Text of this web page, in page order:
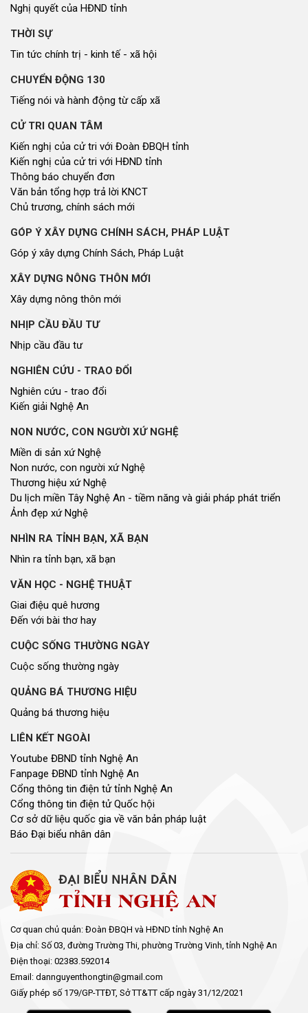
Nghị quyết của HĐND tỉnh
THỜI SỰ
Tin tức chính trị - kinh tế - xã hội
CHUYỂN ĐỘNG 130
Tiếng nói và hành động từ cấp xã
CỬ TRI QUAN TÂM
Kiến nghị của cử tri với Đoàn ĐBQH tỉnh
Kiến nghị của cử tri với HĐND tỉnh
Thông báo chuyển đơn
Văn bản tổng hợp trả lời KNCT
Chủ trương, chính sách mới
GÓP Ý XÂY DỰNG CHÍNH SÁCH, PHÁP LUẬT
Góp ý xây dựng Chính Sách, Pháp Luật
XÂY DỰNG NÔNG THÔN MỚI
Xây dựng nông thôn mới
NHỊP CẦU ĐẦU TƯ
Nhịp cầu đầu tư
NGHIÊN CỨU - TRAO ĐỔI
Nghiên cứu - trao đổi
Kiến giải Nghệ An
NON NƯỚC, CON NGƯỜI XỨ NGHỆ
Miền di sản xứ Nghệ
Non nước, con người xứ Nghệ
Thương hiệu xứ Nghệ
Du lịch miền Tây Nghệ An - tiềm năng và giải pháp phát triển
Ảnh đẹp xứ Nghệ
NHÌN RA TỈNH BẠN, XÃ BẠN
Nhìn ra tỉnh bạn, xã bạn
VĂN HỌC - NGHỆ THUẬT
Giai điệu quê hương
Đến với bài thơ hay
CUỘC SỐNG THƯỜNG NGÀY
Cuộc sống thường ngày
QUẢNG BÁ THƯƠNG HIỆU
Quảng bá thương hiệu
LIÊN KẾT NGOÀI
Youtube ĐBND tỉnh Nghệ An
Fanpage ĐBND tỉnh Nghệ An
Cổng thông tin điện tử tỉnh Nghệ An
Cổng thông tin điện tử Quốc hội
Cơ sở dữ liệu quốc gia về văn bản pháp luật
Báo Đại biểu nhân dân
Cơ quan chủ quản: Đoàn ĐBQH và HĐND tỉnh Nghệ An
Địa chỉ: Số 03, đường Trường Thi, phường Trường Vinh, tỉnh Nghệ An
Điện thoại: 02383.592014
Email: dannguyenthongtin@gmail.com
Giấy phép số 179/GP-TTĐT, Sở TT&TT cấp ngày 31/12/2021